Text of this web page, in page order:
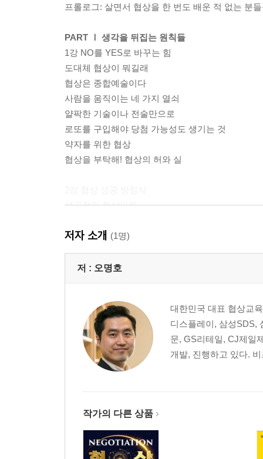
프롤로그: 살면서 협상을 한 번도 배운 적 없는 분
PART Ⅰ 생각을 뒤집는 원칙들
1강 NO를 YES로 바꾸는 힘
도대체 협상이 뭐길래
협상은 종합예술이다
사람을 움직이는 네 가지 열쇠
얄팍한 기술이나 전술만으로
로또를 구입해야 당첨 가능성도 생기는 것
약자를 위한 협상
협상을 부탁해! 협상의 허와 실
성공적인 협상이란
협상학 교수가 굴욕 당한 이유
앉으나 서나 정보 조사
지는 게 이기는 거야
협상을 부탁해! 협상이 성공하려면 반드시 알아야
PART Ⅱ 일
3강 나는 왜 협상이 힘들까
시키는 대로 했는데, 뭐가 문제인 거야
그 사람의 ‘중심’을 보라
협상 전에 알아야 할 사실들
당신이 연봉 협상에서 실패하는 이유
저자 소개 (1명)
저 : 오명호
대한민국 대표 협상교
디스플레이, 삼성SDS,
문, GS리테일, CJ제일
개발, 진행하고 있다.
작가의 다른 상품